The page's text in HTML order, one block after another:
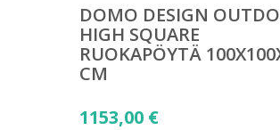
DOMO DESIGN
HIGH SQUARE
RUOKAPÖYTÄ
CM
1153,00 €